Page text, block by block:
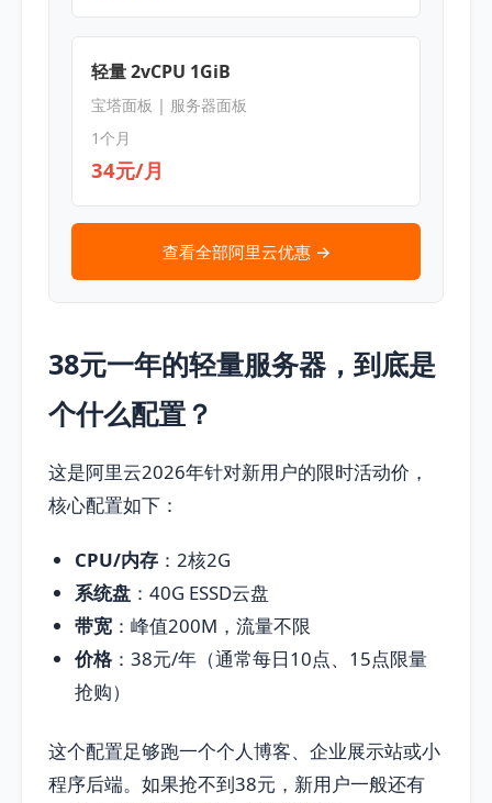
轻量 2vCPU 1GiB
宝塔面板 | 服务器面板
1个月
34元/月
查看全部阿里云优惠 →
38元一年的轻量服务器，到底是
个什么配置？
这是阿里云2026年针对新用户的限时活动价，
核心配置如下：
CPU/内存 ：2核2G
系统盘 ：40G ESSD云盘
带宽 ：峰值200M，流量不限
价格 ：38元/年（通常每日10点、15点限量
抢购）
这个配置足够跑一个个人博客、企业展示站或小
程序后端。如果抢不到38元，新用户一般还有